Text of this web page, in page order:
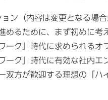
ン​（内容は変更となる場
めるために、まず初めに考
ーク」時代に求められるオ
ーク」時代に有効な社内エ
双方が歓迎する理想の「ハ